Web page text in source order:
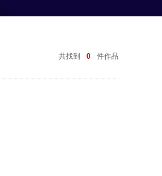
共找到 0 件作品